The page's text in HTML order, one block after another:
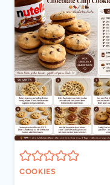
COOKIES